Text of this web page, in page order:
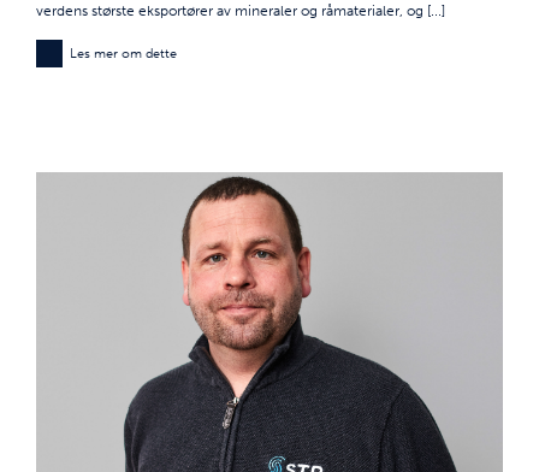
verdens største eksportører av mineraler og råmaterialer, og [...]
Les mer om dette